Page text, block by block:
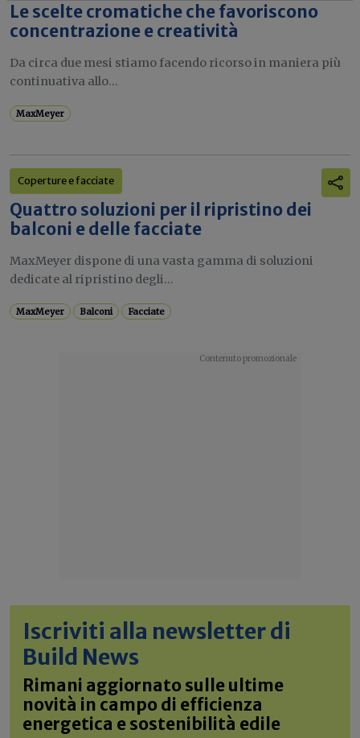
Le scelte cromatiche che favoriscono
concentrazione e creatività
Da circa due mesi stiamo facendo ricorso in maniera più
continuativa allo...
MaxMeyer
Coperture e facciate
Quattro soluzioni per il ripristino dei
balconi e delle facciate
MaxMeyer dispone di una vasta gamma di soluzioni
dedicate al ripristino degli...
MaxMeyer Balconi Facciate
Iscriviti alla newsletter di
Build News
Rimani aggiornato sulle ultime
novità in campo di efficienza
energetica e sostenibilità edile